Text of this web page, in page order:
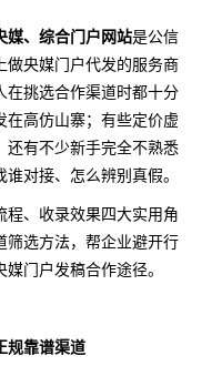
媒、综合门户网站是公信
做央媒门户代发的服务商
在挑选合作渠道时都十分
高仿山寨；有些定价虚
还有不少新手完全不熟悉
对接、怎么辨别真假。
、收录效果四大实用角
筛选方法，帮企业避开行
门户发稿合作途径。
规靠谱渠道